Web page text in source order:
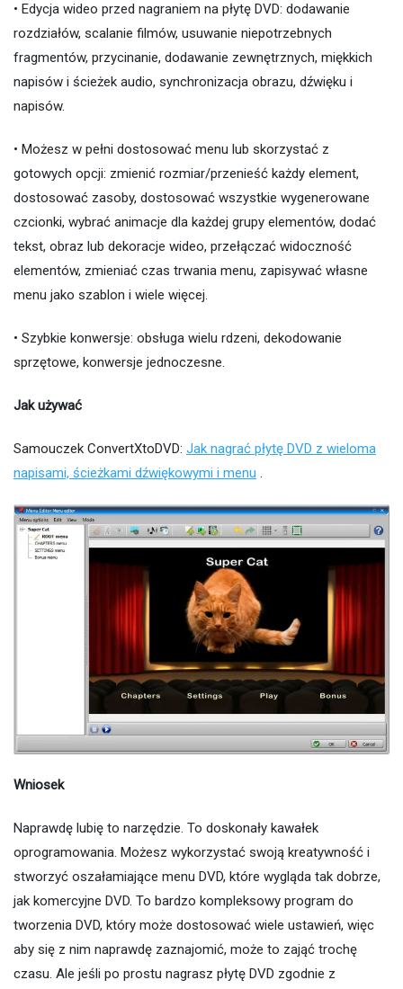
• Edycja wideo przed nagraniem na płytę DVD: dodawanie
rozdziałów, scalanie filmów, usuwanie niepotrzebnych
fragmentów, przycinanie, dodawanie zewnętrznych, miękkich
napisów i ścieżek audio, synchronizacja obrazu, dźwięku i
napisów.
• Możesz w pełni dostosować menu lub skorzystać z
gotowych opcji: zmienić rozmiar/przenieść każdy element,
dostosować zasoby, dostosować wszystkie wygenerowane
czcionki, wybrać animacje dla każdej grupy elementów, dodać
tekst, obraz lub dekoracje wideo, przełączać widoczność
elementów, zmieniać czas trwania menu, zapisywać własne
menu jako szablon i wiele więcej.
• Szybkie konwersje: obsługa wielu rdzeni, dekodowanie
sprzętowe, konwersje jednoczesne.
Jak używać
Samouczek ConvertXtoDVD: Jak nagrać płytę DVD z wieloma
napisami, ścieżkami dźwiękowymi i menu .
Wniosek
Naprawdę lubię to narzędzie. To doskonały kawałek
oprogramowania. Możesz wykorzystać swoją kreatywność i
stworzyć oszałamiające menu DVD, które wygląda tak dobrze,
jak komercyjne DVD. To bardzo kompleksowy program do
tworzenia DVD, który może dostosować wiele ustawień, więc
aby się z nim naprawdę zaznajomić, może to zająć trochę
czasu. Ale jeśli po prostu nagrasz płytę DVD zgodnie z